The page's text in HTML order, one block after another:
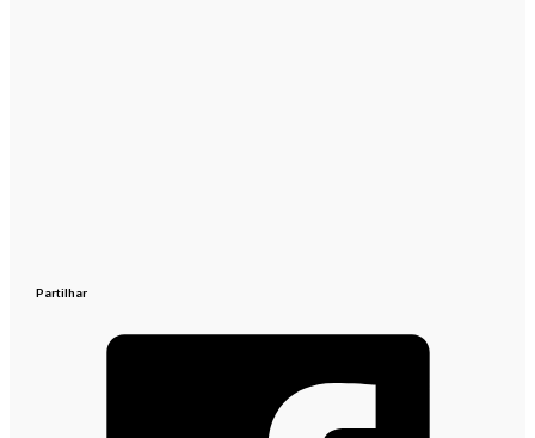
Partilhar